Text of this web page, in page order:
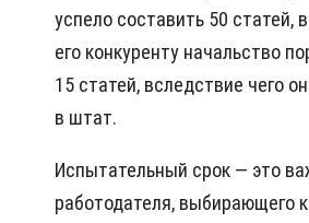
успело составить 50 статей,
его конкуренту начальство
15 статей, вследствие чего
в штат.
Испытательный срок — это
работодателя, выбирающего